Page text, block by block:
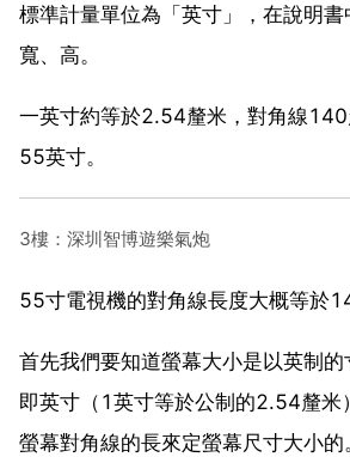
標準計量單位為「英寸」，在說明書
寬、高。
一英寸約等於2.54釐米，對角線
55英寸。
3樓：深圳智博遊樂氣炮
55寸電視機的對角線長度大概等於
首先我們要知道螢幕大小是以英制的
即英寸（1英寸等於公制的2.54釐米
螢幕對角線的長來定螢幕尺寸大小的